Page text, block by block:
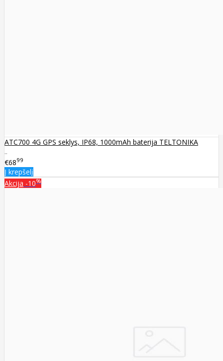
ATC700 4G GPS seklys, IP68, 1000mAh baterija TELTONIKA
..
€6899
Į krepšelį
Akcija -10%